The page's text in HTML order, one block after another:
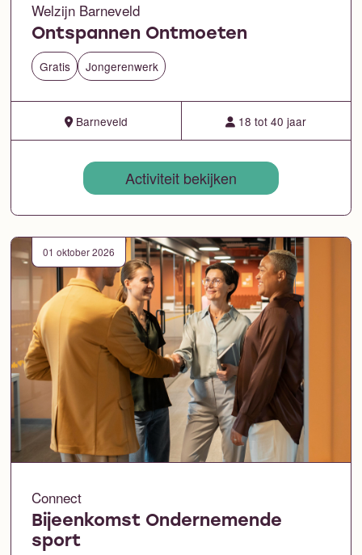
Welzijn Barneveld
Ontspannen Ontmoeten
Gratis Jongerenwerk
Barneveld 18 tot 40 jaar
Activiteit bekijken
01 oktober 2026
Connect
Bijeenkomst Ondernemende
sport